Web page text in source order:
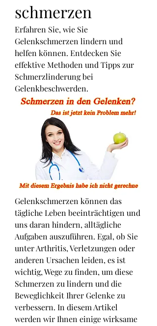
schmerzen
Erfahren Sie, wie Sie
Gelenkschmerzen lindern und
helfen können. Entdecken Sie
effektive Methoden und Tipps zur
Schmerzlinderung bei
Gelenkbeschwerden.
Gelenkschmerzen können das
tägliche Leben beeinträchtigen und
uns daran hindern, alltägliche
Aufgaben auszuführen. Egal, ob Sie
unter Arthritis, Verletzungen oder
anderen Ursachen leiden, es ist
wichtig, Wege zu finden, um diese
Schmerzen zu lindern und die
Beweglichkeit Ihrer Gelenke zu
verbessern. In diesem Artikel
werden wir Ihnen einige wirksame